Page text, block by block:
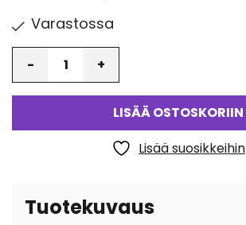
Varastossa
LISÄÄ OSTOSKORIIN
Lisää suosikkeihin
Tuotekuvaus